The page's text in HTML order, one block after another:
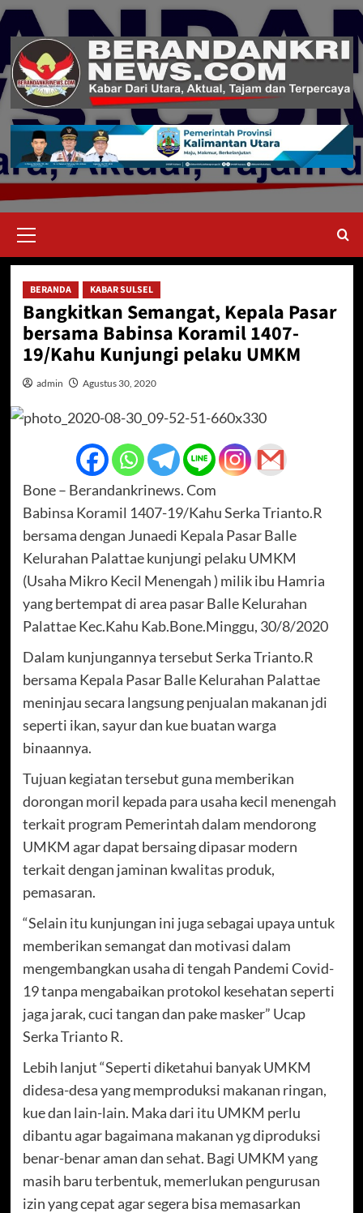
Skip
content
Menu
BERANDA KABAR SULSEL
Bangkitkan Semangat, Kepala Pasar
bersama Babinsa Koramil 1407-
19/Kahu Kunjungi pelaku UMKM
admin Agustus 30, 2020
Bone – Berandankrinews. Com
Babinsa Koramil 1407-19/Kahu Serka Trianto.R
bersama dengan Junaedi Kepala Pasar Balle
Kelurahan Palattae kunjungi pelaku UMKM
(Usaha Mikro Kecil Menengah ) milik ibu Hamria
yang bertempat di area pasar Balle Kelurahan
Palattae Kec.Kahu Kab.Bone.Minggu, 30/8/2020
Dalam kunjungannya tersebut Serka Trianto.R
bersama Kepala Pasar Balle Kelurahan Palattae
meninjau secara langsung penjualan makanan jdi
seperti ikan, sayur dan kue buatan warga
binaannya.
Tujuan kegiatan tersebut guna memberikan
dorongan moril kepada para usaha kecil menengah
terkait program Pemerintah dalam mendorong
UMKM agar dapat bersaing dipasar modern
terkait dengan jaminan kwalitas produk,
pemasaran.
“Selain itu kunjungan ini juga sebagai upaya untuk
memberikan semangat dan motivasi dalam
mengembangkan usaha di tengah Pandemi Covid-
19 tanpa mengabaikan protokol kesehatan seperti
jaga jarak, cuci tangan dan pake masker” Ucap
Serka Trianto R.
Lebih lanjut “Seperti diketahui banyak UMKM
didesa-desa yang memproduksi makanan ringan,
kue dan lain-lain. Maka dari itu UMKM perlu
dibantu agar bagaimana makanan yg diproduksi
benar-benar aman dan sehat. Bagi UMKM yang
masih baru terbentuk, memerlukan pengurusan
izin yang cepat agar segera bisa memasarkan